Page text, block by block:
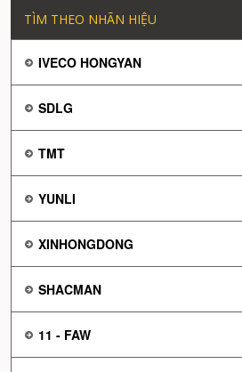
TÌM THEO NHÃN HIỆU
IVECO HONGYAN
SDLG
TMT
YUNLI
XINHONGDONG
SHACMAN
11 - FAW